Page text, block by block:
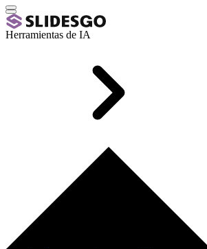
Herramientas de IA